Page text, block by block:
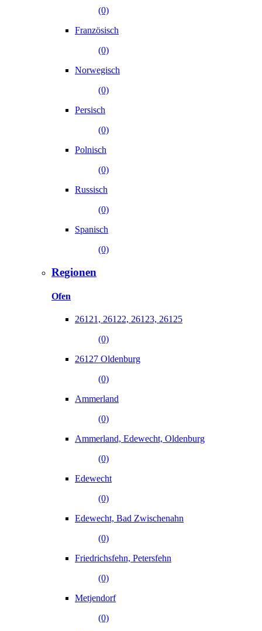
(0)
Französisch
(0)
Norwegisch
(0)
Persisch
(0)
Polnisch
(0)
Russisch
(0)
Spanisch
(0)
Regionen
Ofen
26121, 26122, 26123, 26125
(0)
26127 Oldenburg
(0)
Ammerland
(0)
Ammerland, Edewecht, Oldenburg
(0)
Edewecht
(0)
Edewecht, Bad Zwischenahn
(0)
Friedrichsfehn, Petersfehn
(0)
Metjendorf
(0)